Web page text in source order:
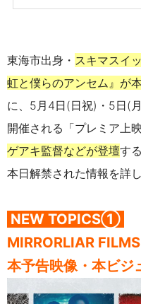
東海市出身・ スキマスイ
虹と僕らのアンセム』が
に、5月4日(日祝)・5日(
開催される「プレミア上映
ゲアキ監督などが登壇す
本日解禁された情報を詳
NEW TOPICS①
MIRRORLIAR
本予告映像・本ビジ